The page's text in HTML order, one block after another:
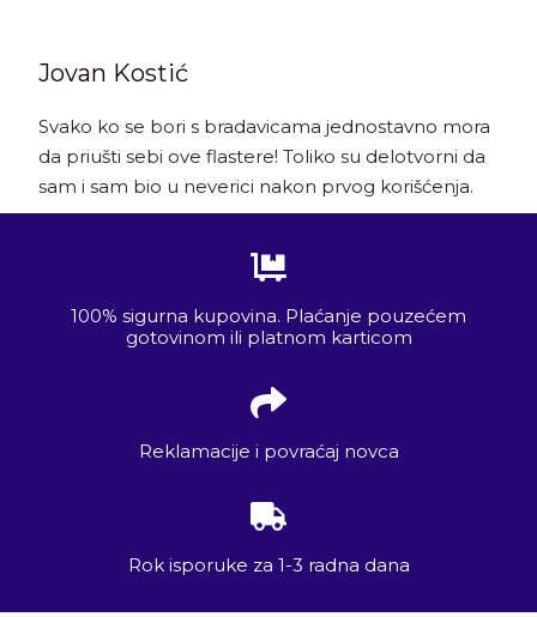
Jovan Kostić
Svako ko se bori s bradavicama jednostavno mora
da priušti sebi ove flastere! Toliko su delotvorni da
sam i sam bio u neverici nakon prvog korišćenja.
100% sigurna kupovina. Plaćanje pouzećem
gotovinom ili platnom karticom
Reklamacije i povraćaj novca
Rok isporuke za 1-3 radna dana